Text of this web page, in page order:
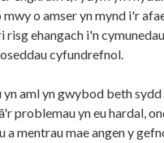
o amser yn mynd i'r
ehangach i'n
cyfundrefnol.
yn aml yn gwybod beth sydd
problemau yn eu hardal,
mentrau mae angen y